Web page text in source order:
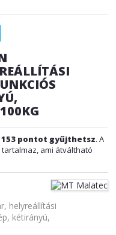
pontot gyűjthetsz. A
tartalmaz, ami átváltható
helyreállítási
kétirányú,